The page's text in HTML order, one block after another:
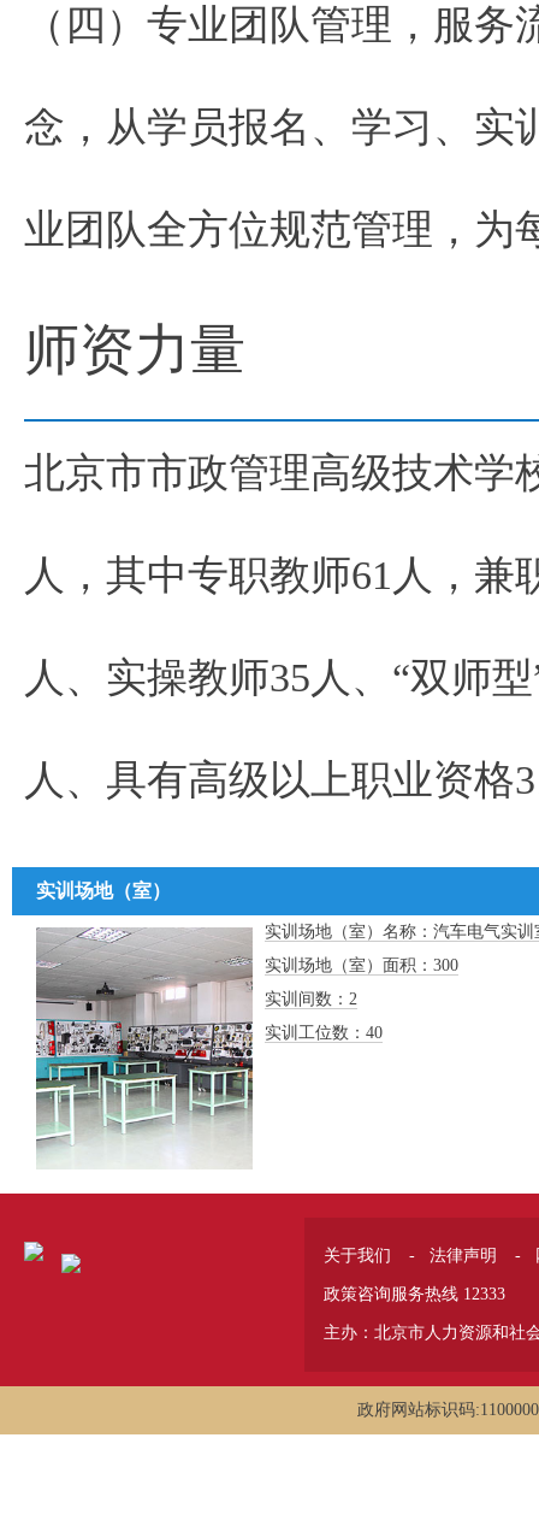
（四）专业团队管理，服
念，从学员报名、学习、实
业团队全方位规范管理，为
师资力量
北京市市政管理高级技术学
人，其中专职教师61人，兼
人、实操教师35人、“双师
人、具有高级以上职业资格
实训场地（室）
实训场地（室）名称：汽车电气实训
实训场地（室）面积：300
实训间数：2
实训工位数：40
关于我们 - 法律声明 -
政策咨询服务热线 12333
主办：北京市人力资源和社
政府网站标识码